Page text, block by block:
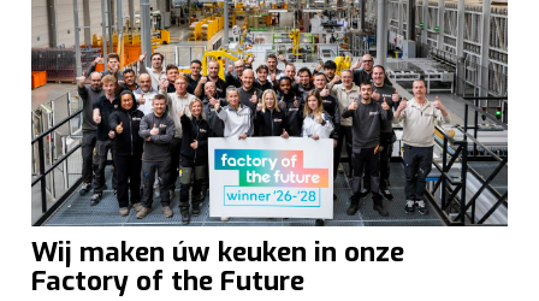
Wij maken úw keuken in onze
Factory of the Future